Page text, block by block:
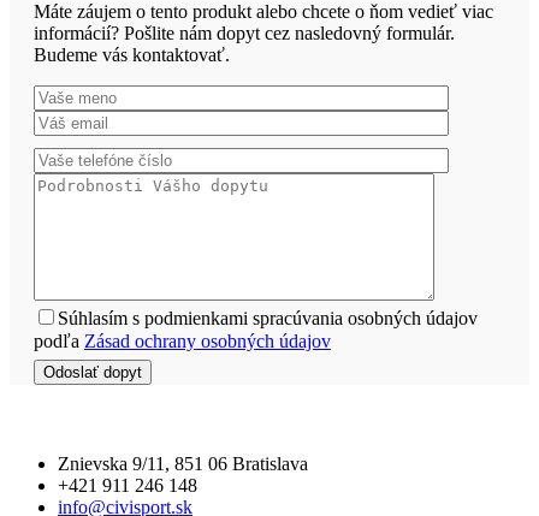
Máte záujem o tento produkt alebo chcete o ňom vedieť viac
informácií? Pošlite nám dopyt cez nasledovný formulár.
Budeme vás kontaktovať.
Súhlasím s podmienkami spracúvania osobných údajov
podľa Zásad ochrany osobných údajov
Znievska 9/11, 851 06 Bratislava
+421 911 246 148
info@civisport.sk